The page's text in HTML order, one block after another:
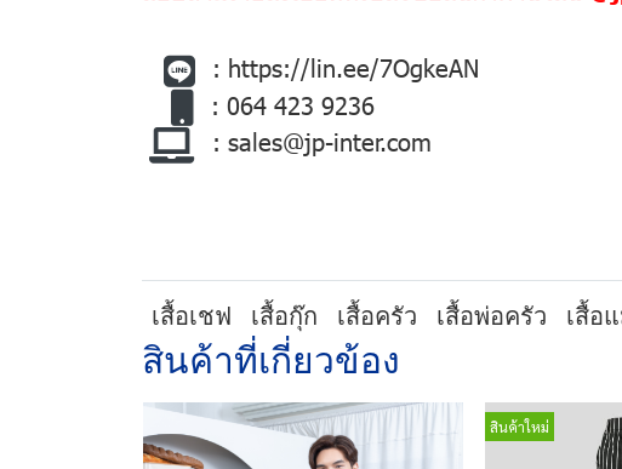
: https://lin.ee/7OgkeAN
: 064 423 9236
: sales@jp-inter.com
เสื้อเชฟ เสื้อกุ๊ก เสื้อครัว เสื้อพ่อครัว เสื้อ
สินค้าที่เกี่ยวข้อง
สินค้าใหม่